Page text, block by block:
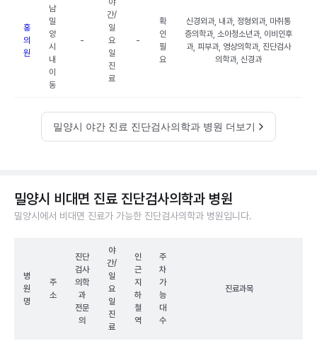
홍
의
원
남
밀
양
시
내
이
동
-
야
간/
일
요
일
진
료
-
확
인
필
요
신경외과, 내과, 정형외과, 마취통
증의학과, 소아청소년과, 이비인후
과, 피부과, 영상의학과, 진단검사
의학과, 신경과
밀양시 야간 진료 진단검사의학과 병원 더보기
밀양시 비대면 진료 진단검사의학과 병원
밀양시에서 비대면 진료가 가능한 진단검사의학과 병원입니다.
병
원
명
주
소
진단
검사
의학
과
전문
의
야
간/
일
요
일
진
료
인
근
지
하
철
역
주
차
가
능
대
수
진료과목